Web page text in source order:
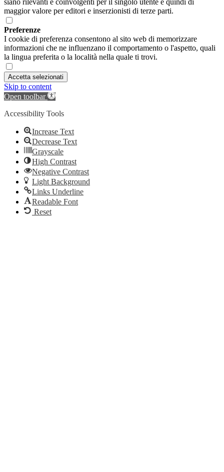
siano rilevanti e coinvolgenti per il singolo utente e quindi di
maggior valore per editori e inserzionisti di terze parti.
Preferenze
I cookie di preferenza consentono al sito web di memorizzare
informazioni che ne influenzano il comportamento o l'aspetto, quali
la lingua preferita o la località nella quale ti trovi.
Accetta selezionati
Skip to content
Open toolbar
Accessibility Tools
Increase Text
Decrease Text
Grayscale
High Contrast
Negative Contrast
Light Background
Links Underline
Readable Font
Reset